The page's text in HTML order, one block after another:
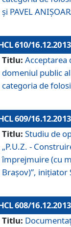
şi PAVEL
610/16.12.2013
Titlu: Acceptarea
domeniul public
categoria de
609/16.12.2013
Titlu: Studiu de
„P.U.Z. -
împrejmuire (cu
Braşov)”, iniţiator
608/16.12.2013
Titlu: